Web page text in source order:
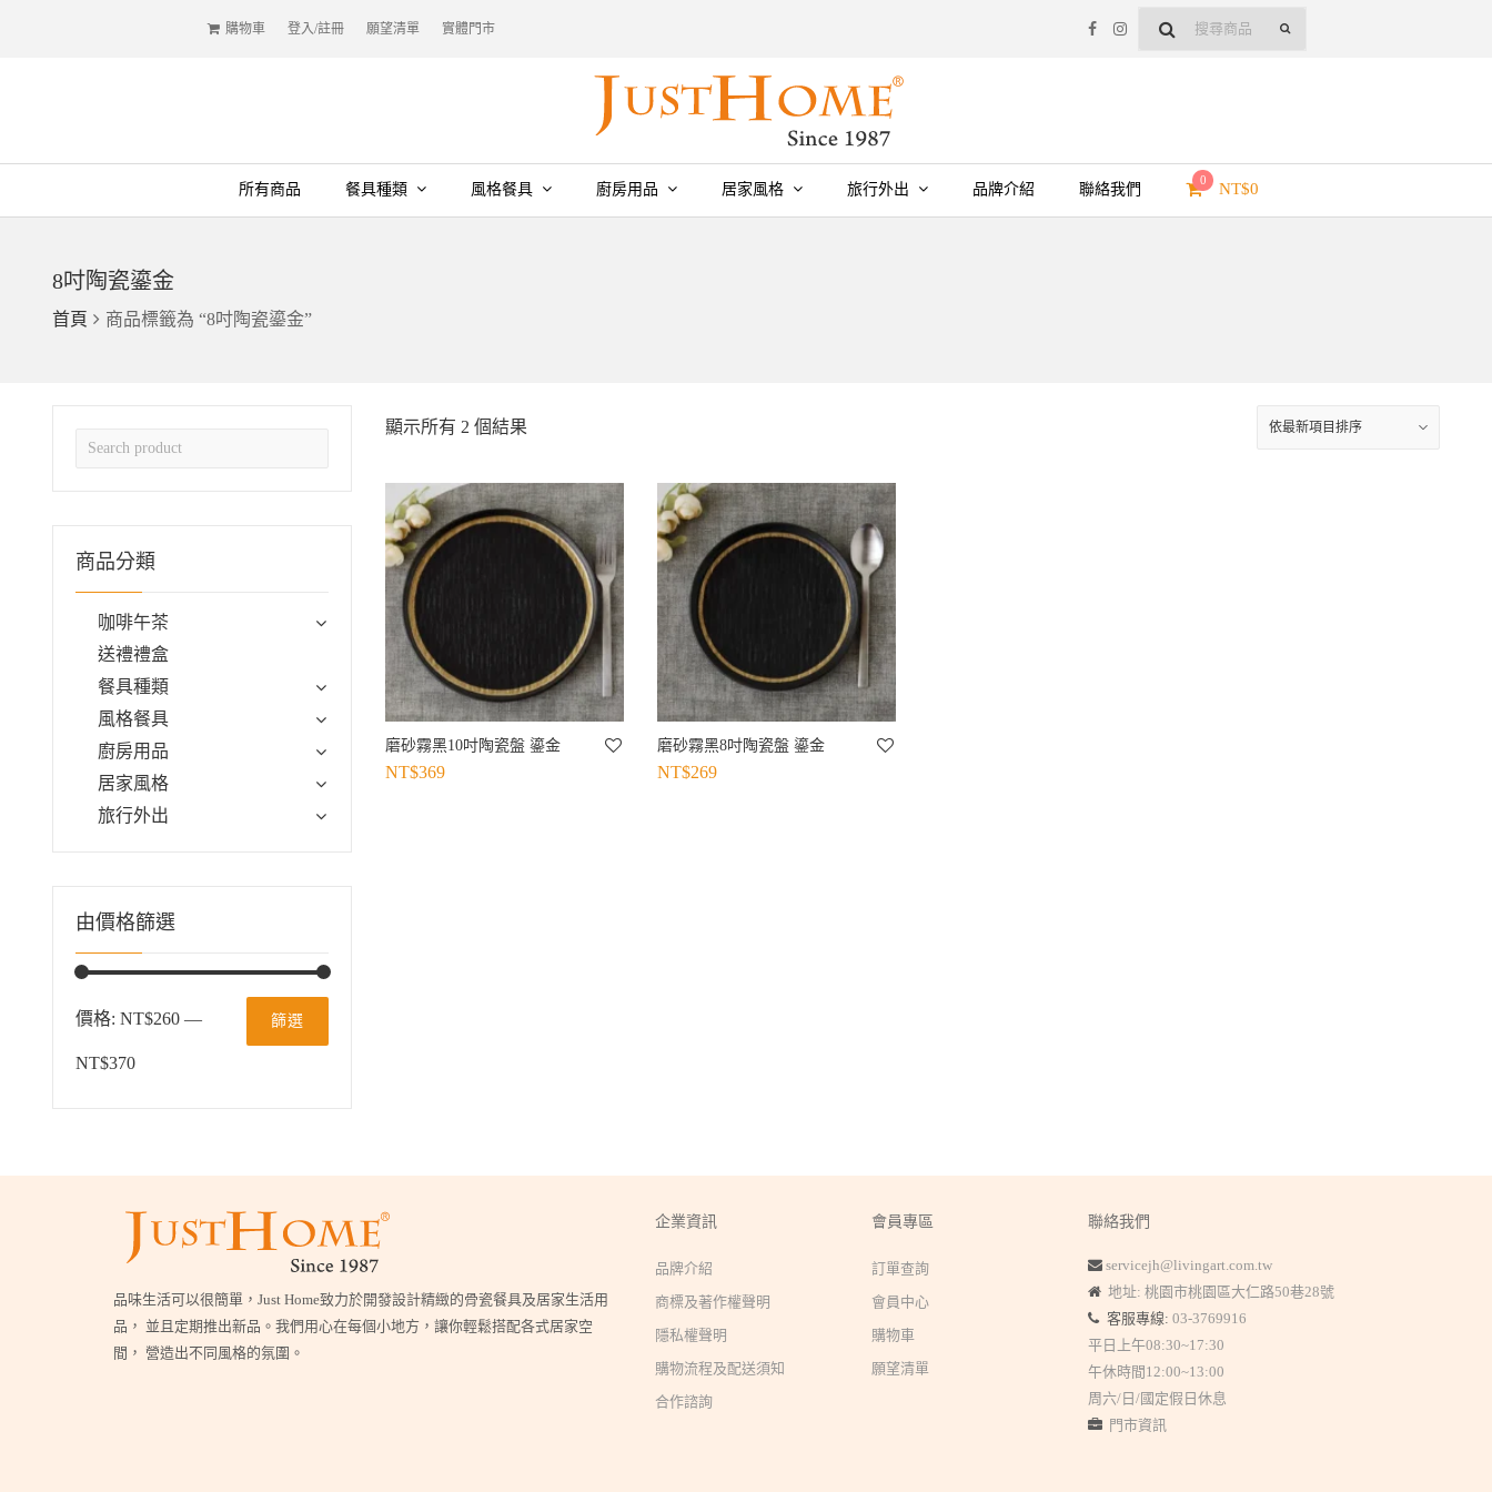
購物車 登入/註冊 願望清單 實體門市
所有商品 餐具種類 風格餐具 廚房用品 居家風格 旅行外出 品牌介紹 聯絡我們
0 NT$0
8吋陶瓷鎏金
首頁 商品標籤為 “8吋陶瓷鎏金”
顯示所有 2 個結果
磨砂霧黑10吋陶瓷盤 鎏金
NT$369
磨砂霧黑8吋陶瓷盤 鎏金
NT$269
商品分類
咖啡午茶
送禮禮盒
餐具種類
風格餐具
廚房用品
居家風格
旅行外出
由價格篩選
篩選
價格: NT$260 —
NT$370
品味生活可以很簡單，Just Home致力於開發設計精緻的骨瓷餐具及居家生活用
品， 並且定期推出新品。我們用心在每個小地方，讓你輕鬆搭配各式居家空
間， 營造出不同風格的氛圍。
企業資訊
品牌介紹
商標及著作權聲明
隱私權聲明
購物流程及配送須知
合作諮詢
會員專區
訂單查詢
會員中心
購物車
願望清單
聯絡我們
servicejh@livingart.com.tw
地址: 桃園市桃園區大仁路50巷28號
客服專線: 03-3769916
平日上午08:30~17:30
午休時間12:00~13:00
周六/日/國定假日休息
門市資訊